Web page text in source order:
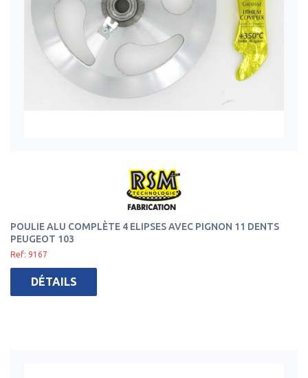
POULIE ALU COMPLÈTE 4 ELIPSES AVEC PIGNON 11 DENTS
PEUGEOT 103
Ref: 9167
DÉTAILS